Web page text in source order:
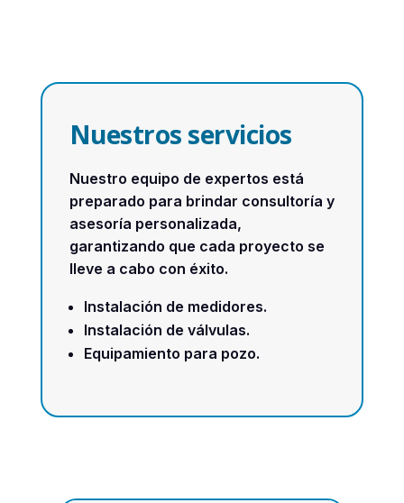
Nuestros servicios
Nuestro equipo de expertos está
preparado para brindar consultoría y
asesoría personalizada,
garantizando que cada proyecto se
lleve a cabo con éxito.
Instalación de medidores.
Instalación de válvulas.
Equipamiento para pozo.